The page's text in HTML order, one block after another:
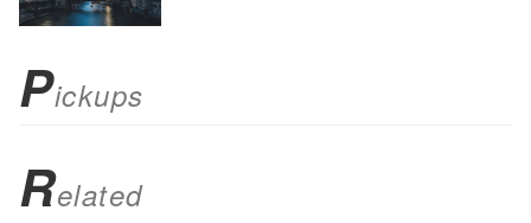
scrollbars=yes'
false;"> シェア
Pickups
Related